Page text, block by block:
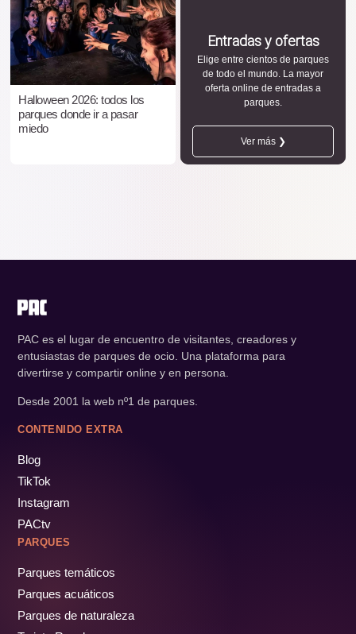
Halloween 2026: todos los
parques donde ir a pasar
miedo
Entradas y ofertas
Elige entre cientos de parques
de todo el mundo. La mayor
oferta online de entradas a
parques.
Ver más ❯
PAC es el lugar de encuentro de visitantes, creadores y
entusiastas de parques de ocio. Una plataforma para
divertirse y compartir online y en persona.
Desde 2001 la web nº1 de parques.
CONTENIDO EXTRA
Blog
TikTok
Instagram
PACtv
PARQUES
Parques temáticos
Parques acuáticos
Parques de naturaleza